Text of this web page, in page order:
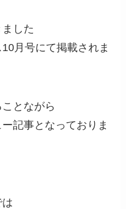
した
月号にて掲載されま
とながら
記事となっておりま